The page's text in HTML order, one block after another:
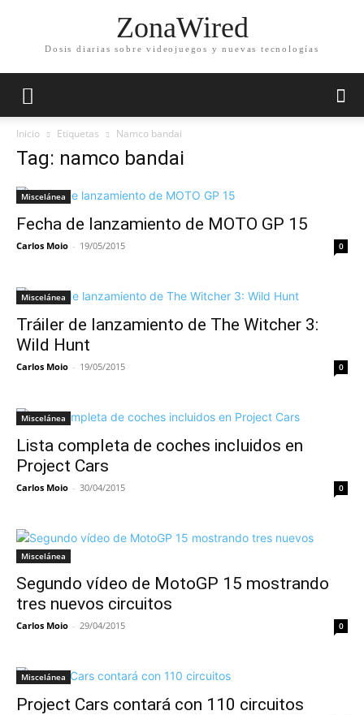
ZonaWired
Dosis diarias sobre videojuegos y nuevas tecnologías
Inicio Etiquetas Namco bandai
Tag: namco bandai
Miscelánea
Fecha de lanzamiento de MOTO GP 15
Carlos Moio - 19/05/2015 0
Miscelánea
Tráiler de lanzamiento de The Witcher 3:
Wild Hunt
Carlos Moio - 19/05/2015 0
Miscelánea
Lista completa de coches incluidos en
Project Cars
Carlos Moio - 30/04/2015 0
Miscelánea
Segundo vídeo de MotoGP 15 mostrando
tres nuevos circuitos
Carlos Moio - 29/04/2015 0
Miscelánea
Project Cars contará con 110 circuitos